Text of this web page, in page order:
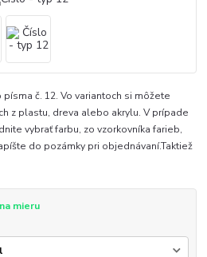
č. 12. Vo variantoch si môžete
z plastu, dreva alebo akrylu. V prípade
vybrať farbu, zo vzorkovníka farieb,
do pozámky pri objednávaní.Taktiež
mieru